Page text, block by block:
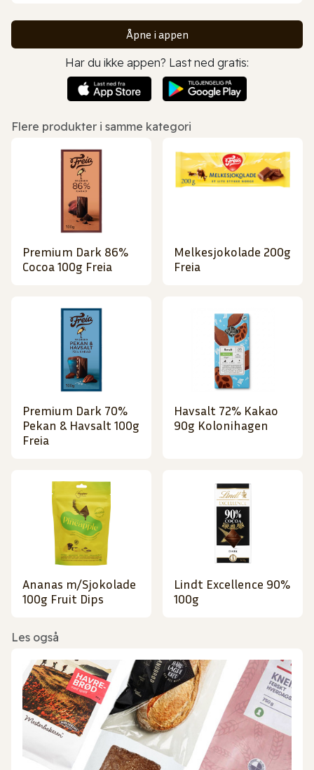
Åpne i appen
Har du ikke appen? Last ned gratis:
Flere produkter i samme kategori
Premium Dark 86%
Cocoa 100g Freia
Melkesjokolade 200g
Freia
Premium Dark 70%
Pekan & Havsalt 100g
Freia
Havsalt 72% Kakao
90g Kolonihagen
Ananas m/Sjokolade
100g Fruit Dips
Lindt Excellence 90%
100g
Les også